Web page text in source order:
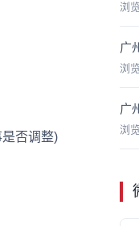
否调整)
浏
广
浏
广
浏